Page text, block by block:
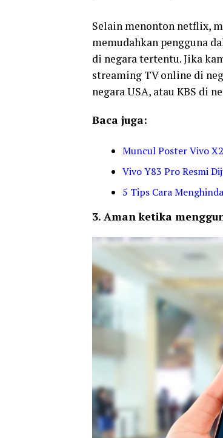
Selain menonton netflix,
memudahkan pengguna
di negara tertentu. Jika
streaming TV online di
negara USA, atau KBS di
Baca juga:
Muncul Poster Vivo
Vivo Y83 Pro Resmi
5 Tips Cara
3. Aman ketika